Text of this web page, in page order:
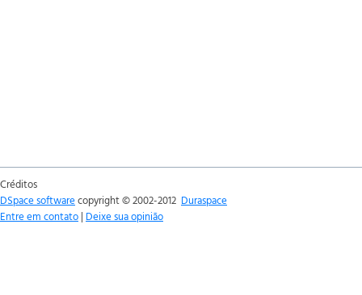
Créditos
DSpace softwarecopyright © 2002-2012 Duraspace
Entre em contato | Deixe sua opinião